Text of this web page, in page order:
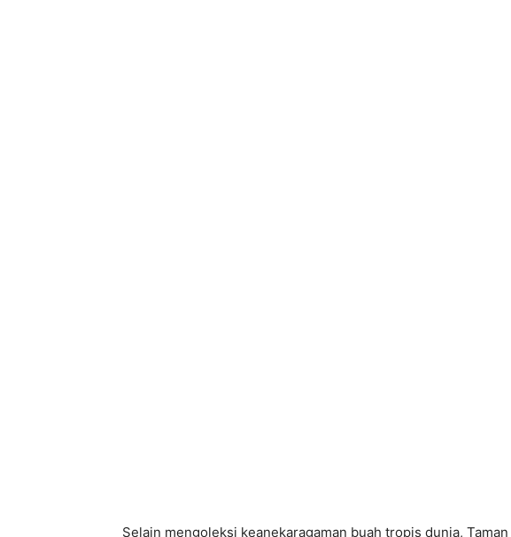
Selain mengoleksi keanekaragaman buah tropis dunia,